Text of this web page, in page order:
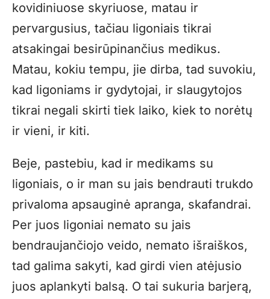
kovidiniuose skyriuose, matau ir
pervargusius, tačiau ligoniais tikrai
atsakingai besirūpinančius medikus.
Matau, kokiu tempu, jie dirba, tad suvokiu,
kad ligoniams ir gydytojai, ir slaugytojos
tikrai negali skirti tiek laiko, kiek to norėtų
ir vieni, ir kiti.
Beje, pastebiu, kad ir medikams su
ligoniais, o ir man su jais bendrauti trukdo
privaloma apsauginė apranga, skafandrai.
Per juos ligoniai nemato su jais
bendraujančiojo veido, nemato išraiškos,
tad galima sakyti, kad girdi vien atėjusio
juos aplankyti balsą. O tai sukuria barjerą,